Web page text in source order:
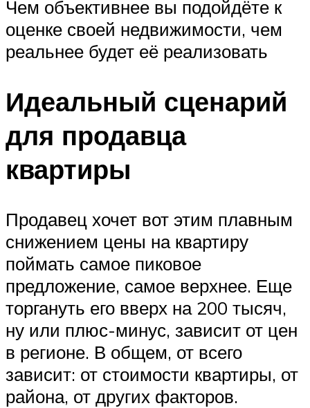
Чем объективнее вы подойдёте к
оценке своей недвижимости, чем
реальнее будет её реализовать
Идеальный сценарий
для продавца
квартиры
Продавец хочет вот этим плавным
снижением цены на квартиру
поймать самое пиковое
предложение, самое верхнее. Еще
торгануть его вверх на 200 тысяч,
ну или плюс-минус, зависит от цен
в регионе. В общем, от всего
зависит: от стоимости квартиры, от
района, от других факторов.